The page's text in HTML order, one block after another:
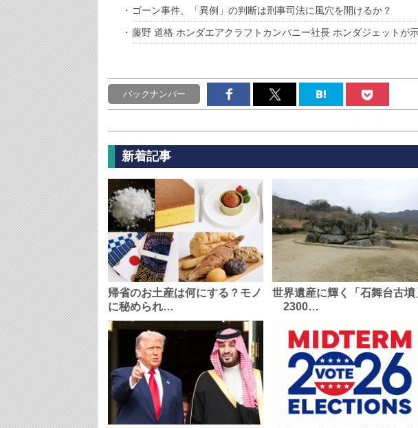
ゴーン事件、「異例」の判断は刑事司法に風穴を開けるか？
藤野 道格 ホンダエアクラフトカンパニー社長 ホンダジェットが
バックナンバー
新着記事
帰省のお土産は何にする？モノ
に秘められ…
世界遺産に輝く「石舞台古墳
2300…